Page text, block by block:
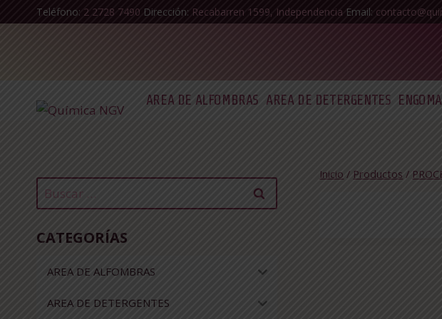
al
Teléfono: 2 2728 7490 Dirección: Recabarren 1599, Independencia Email:
AREA DE ALFOMBRAS AREA DE DETERGENTES
Inicio / Productos /
Buscar:
CATEGORÍAS
AREA DE ALFOMBRAS
AREA DE DETERGENTES